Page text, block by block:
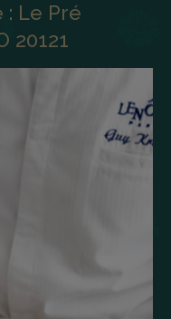
: Le Pré
20121